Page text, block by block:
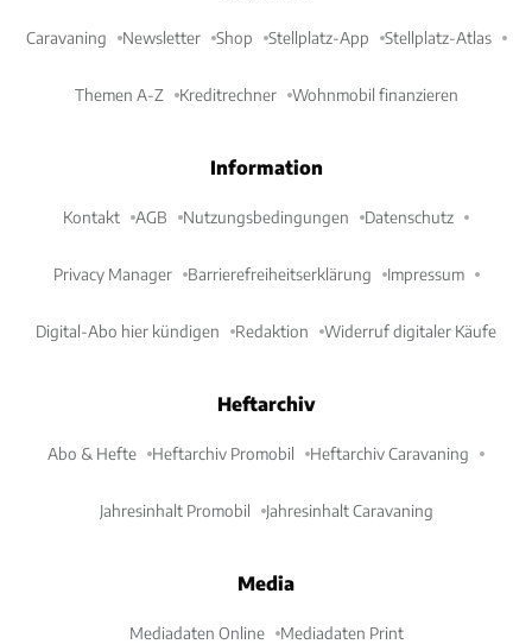
Caravaning Newsletter Shop Stellplatz-App Stellplatz-Atlas
Themen A-Z Kreditrechner Wohnmobil finanzieren
Information
Kontakt AGB Nutzungsbedingungen Datenschutz
Privacy Manager Barrierefreiheitserklärung Impressum
Digital-Abo hier kündigen Redaktion Widerruf digitaler Käufe
Heftarchiv
Abo & Hefte Heftarchiv Promobil Heftarchiv Caravaning
Jahresinhalt Promobil Jahresinhalt Caravaning
Media
Mediadaten Online Mediadaten Print